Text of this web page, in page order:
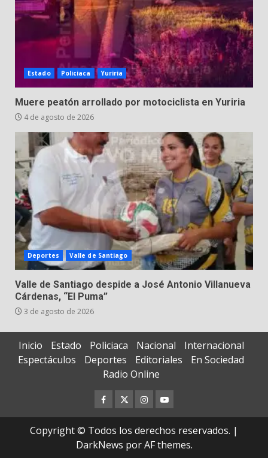
Estado Policiaca Yuriria
Muere peatón arrollado por motociclista en Yuriria
4 de agosto de 2026
Deportes Valle de Santiago
Valle de Santiago despide a José Antonio Villanueva
Cárdenas, “El Puma”
3 de agosto de 2026
Inicio Estado Policiaca Nacional
Internacional
Espectáculos
Deportes Editoriales
En Sociedad
Radio Online
Facebook
TwitterInstagram
Youtube
Copyright © Todos los derechos reservados. |
DarkNews por AF themes.